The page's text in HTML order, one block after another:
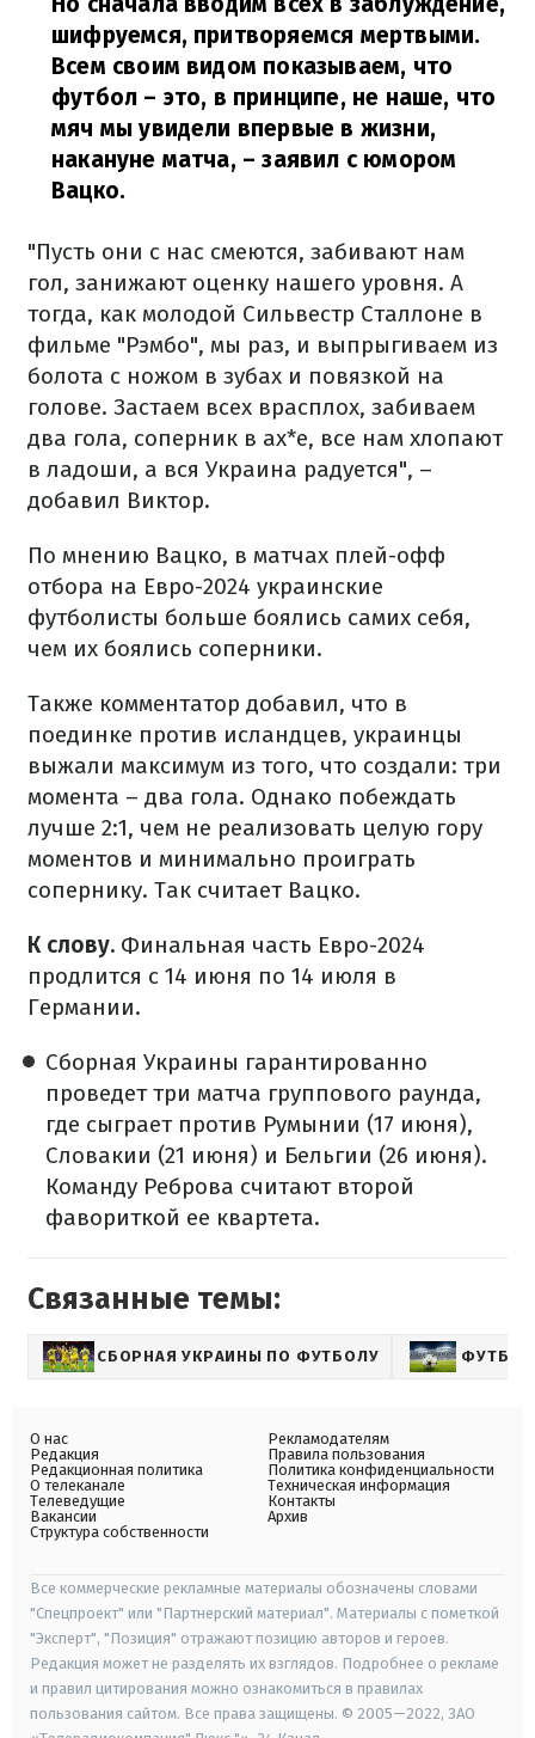
шифруемся, притворяемся мертвыми.
Всем своим видом показываем, что
футбол – это, в принципе, не наше, что
мяч мы увидели впервые в жизни,
накануне матча, – заявил с юмором
Вацко.
"Пусть они с нас смеются, забивают нам
гол, занижают оценку нашего уровня. А
тогда, как молодой Сильвестр Сталлоне в
фильме "Рэмбо", мы раз, и выпрыгиваем из
болота с ножом в зубах и повязкой на
голове. Застаем всех врасплох, забиваем
два гола, соперник в ах*е, все нам хлопают
в ладоши, а вся Украина радуется", –
добавил Виктор.
По мнению Вацко, в матчах плей-офф
отбора на Евро-2024 украинские
футболисты больше боялись самих себя,
чем их боялись соперники.
Также комментатор добавил, что в
поединке против исландцев, украинцы
выжали максимум из того, что создали: три
момента – два гола. Однако побеждать
лучше 2:1, чем не реализовать целую гору
моментов и минимально проиграть
сопернику. Так считает Вацко.
К слову. Финальная часть Евро-2024
продлится с 14 июня по 14 июля в
Германии.
Сборная Украины гарантированно
проведет три матча группового раунда,
где сыграет против Румынии (17 июня),
Словакии (21 июня) и Бельгии (26 июня).
Команду Реброва считают второй
фавориткой ее квартета.
Связанные темы:
СБОРНАЯ УКРАИНЫ ПО ФУТБОЛУ ФУТБОЛ
О нас
Редакция
Редакционная политика
О телеканале
Телеведущие
Вакансии
Структура собственности
Рекламодателям
Правила пользования
Политика конфиденциальности
Техническая информация
Контакты
Архив
Все коммерческие рекламные материалы обозначены словами
"Спецпроект" или "Партнерский материал". Материалы с пометкой
"Эксперт", "Позиция" отражают позицию авторов и героев.
Редакция может не разделять их взглядов. Подробнее о рекламе
и правил цитирования можно ознакомиться в правилах
пользования сайтом. Все права защищены. © 2005—2022, ЗАО